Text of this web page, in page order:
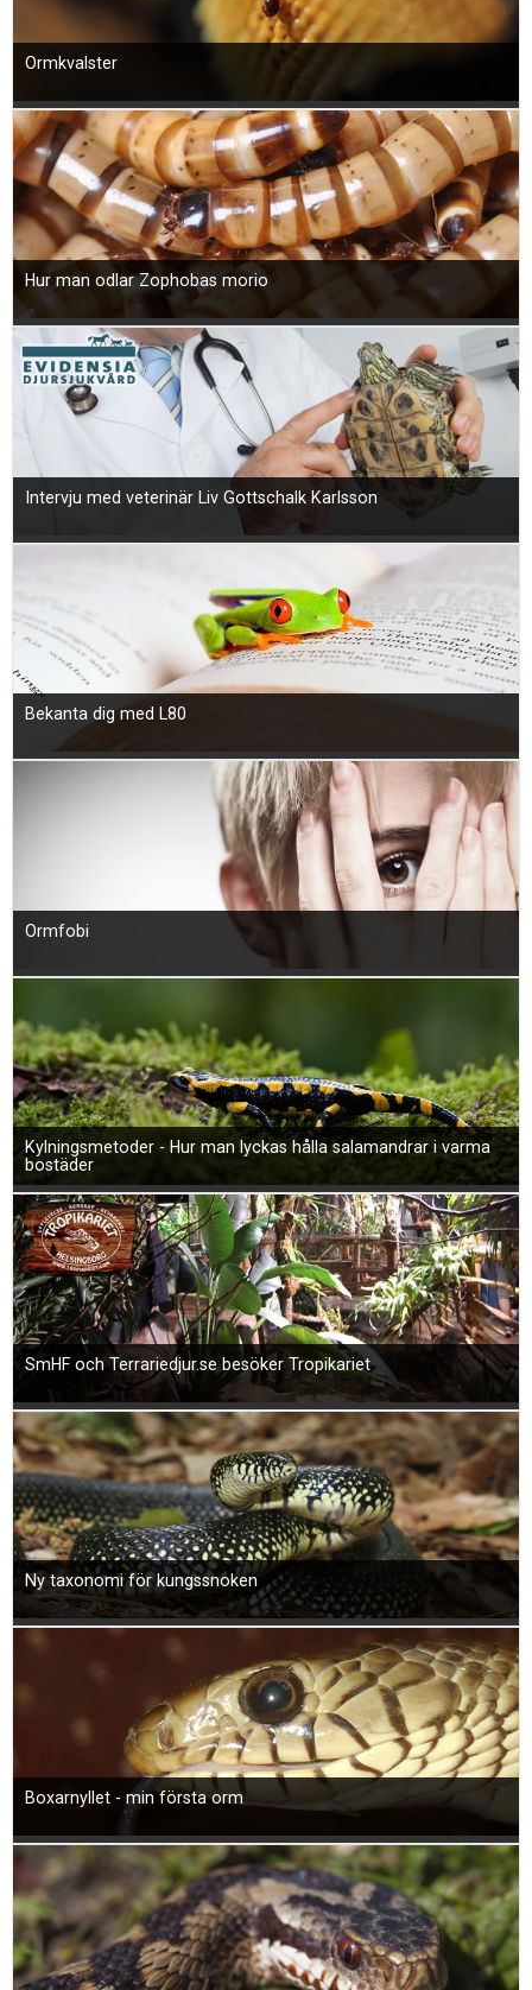
Ormkvalster
Hur man odlar Zophobas morio
Intervju med veterinär Liv Gottschalk Karlsson
Bekanta dig med L80
Ormfobi
Kylningsmetoder - Hur man lyckas hålla salamandrar i varma
bostäder
SmHF och Terrariedjur.se besöker Tropikariet
Ny taxonomi för kungssnoken
Boxarnyllet - min första orm